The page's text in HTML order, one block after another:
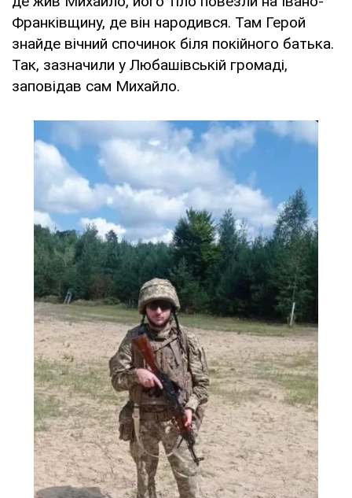
Франківщину, де він народився. Там Герой
знайде вічний спочинок біля покійного батька.
Так, зазначили у Любашівській громаді,
заповідав сам Михайло.